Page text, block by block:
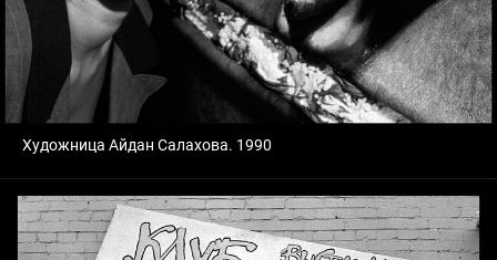
Художница Айдан Салахова. 1990